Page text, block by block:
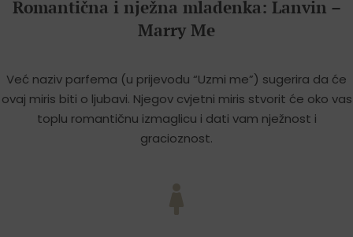
Romantična i nježna mladenka: Lanvin –
Marry Me
Već naziv parfema (u prijevodu “Uzmi me”) sugerira da će
ovaj miris biti o ljubavi. Njegov cvjetni miris stvorit će oko vas
toplu romantičnu izmaglicu i dati vam nježnost i
gracioznost.